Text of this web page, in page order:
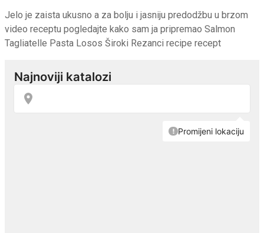
Jelo je zaista ukusno a za bolju i jasniju predodžbu u brzom
video receptu pogledajte kako sam ja pripremao Salmon
Tagliatelle Pasta Losos Široki Rezanci recipe recept